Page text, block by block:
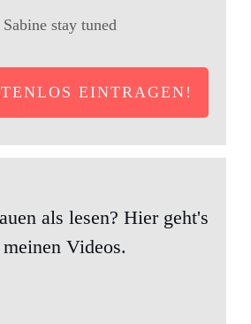
EINTRAGEN!
als lesen? Hier geht's
Videos.